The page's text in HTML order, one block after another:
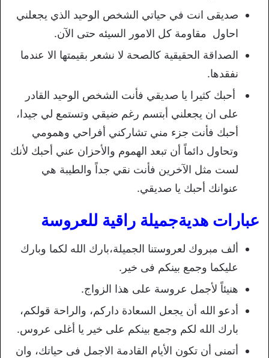
صديقى انت في حياتي الشخص الوحيد الذي يجعلني
احاول مقاومة كل الامور السيئه حتى الآن.
الصداقة الحقيقية كالصحة لا نشعر بقيمتها الا عندما
نفقدها.
أحبك كثيرا يا صديقي فأنت الشخص الوحيد القادر
على ان يجعلني أبتسم رغم ضيقي وتستمع لي جيدا،
أحبك فأنت جزء مني تشاركني أفراحي وهمومي
وتحاول دائماً أن تبعد الهموم والأحزان عني أحبك لأنك
لست مثل الآخرين فأنت نقي جداً والطيبة هي
عنوانك أحبك يا صديقي.
عبارات هديةجميلة راقية للعروسة
ألف مبروك لعروستنا الجميلة،بارك الله لكما وبارك
عليكما وجمع بينكم فى خير.
هنيئاً لأجمل عروسة على هذا الزواج.
أدعو الله أن يجعل السعادة داركم، والراحة قولكم،
بارك الله لكم وجمع بينكم على خير يا أغلى عروس.
أتمنى أن تكون الأيام القادمة الاجمل فى حياتك، وان